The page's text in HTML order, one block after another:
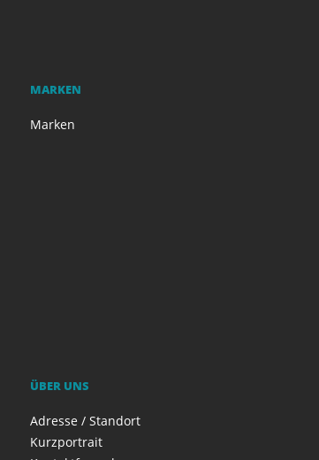
MARKEN
Marken
ÜBER UNS
Adresse / Standort
Kurzportrait